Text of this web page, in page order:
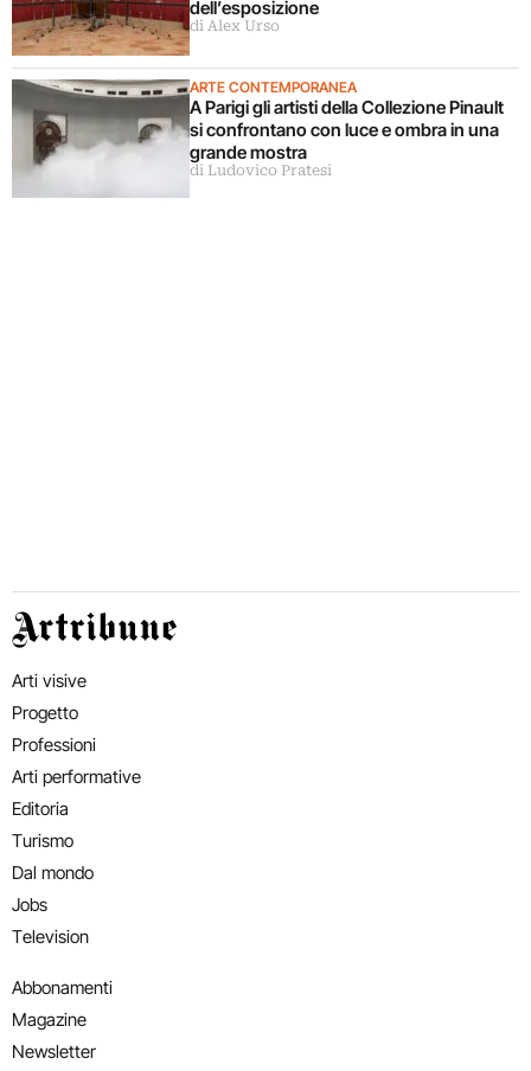
dell’esposizione
di Alex Urso
ARTE CONTEMPORANEA
A Parigi gli artisti della Collezione Pinault
si confrontano con luce e ombra in una
grande mostra
di Ludovico Pratesi
Artribune
Arti visive
Progetto
Professioni
Arti performative
Editoria
Turismo
Dal mondo
Jobs
Television
Abbonamenti
Magazine
Newsletter